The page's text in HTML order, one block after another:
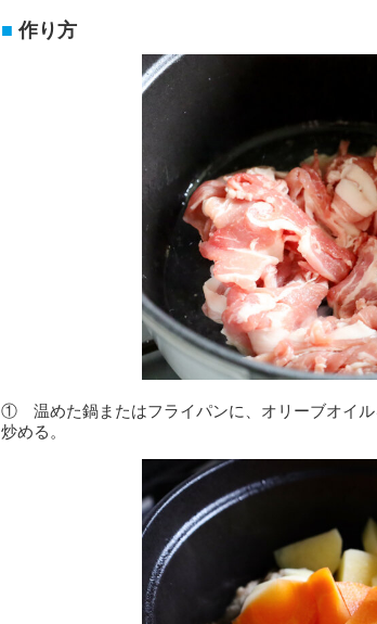
作り方
① 温めた鍋またはフライパンに、オリーブオイル
炒める。